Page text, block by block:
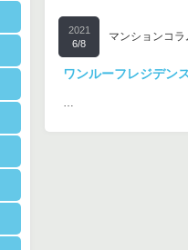
2021
6/8
マンションコラ
ワンルーフレジデン
…